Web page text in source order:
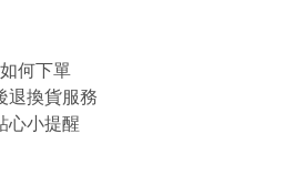
如何下單
退換貨服務
心小提醒